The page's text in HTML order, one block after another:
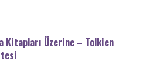
Kitapları Üzerine – Tolkien